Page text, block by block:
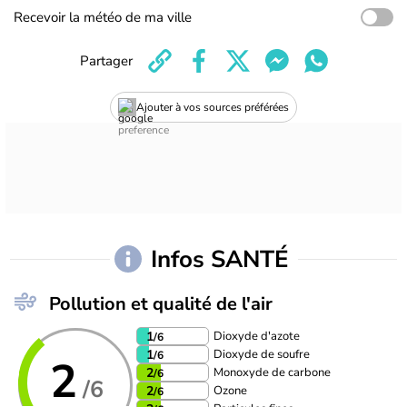
Recevoir la météo de ma ville
Ajouter à vos sources préférées
Partager
Infos SANTÉ
Pollution et qualité de l'air
2 /6
1/6 Dioxyde d'azote
1/6 Dioxyde de soufre
2/6 Monoxyde de carbone
2/6 Ozone